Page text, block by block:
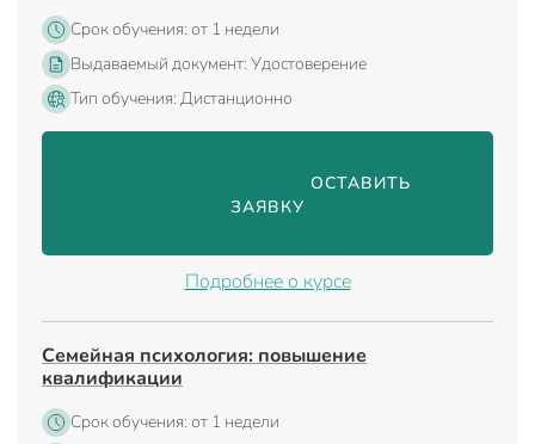
Срок обучения: от 1 недели
Выдаваемый документ: Удостоверение
Тип обучения: Дистанционно
                                ОСТАВИТЬ
ЗАЯВКУ
Подробнее о курсе
Семейная психология: повышение
квалификации
Срок обучения: от 1 недели